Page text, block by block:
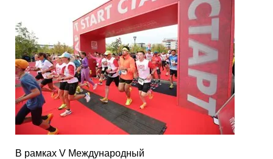
В рамках V Международный